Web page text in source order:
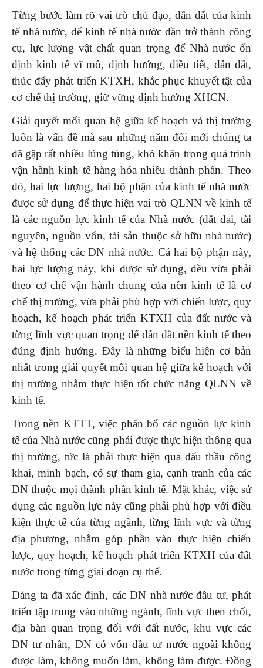
Từng bước làm rõ vai trò chủ đạo, dẫn dắt của kinh
tế nhà nước, để kinh tế nhà nước dần trở thành công
cụ, lực lượng vật chất quan trọng để Nhà nước ổn
định kinh tế vĩ mô, định hướng, điều tiết, dẫn dắt,
thúc đẩy phát triển KTXH, khắc phục khuyết tật của
cơ chế thị trường, giữ vững định hướng XHCN.
Giải quyết mối quan hệ giữa kế hoạch và thị trường
luôn là vấn đề mà sau những năm đổi mới chúng ta
đã gặp rất nhiều lúng túng, khó khăn trong quá trình
vận hành kinh tế hàng hóa nhiều thành phần. Theo
đó, hai lực lượng, hai bộ phận của kinh tế nhà nước
được sử dụng để thực hiện vai trò QLNN về kinh tế
là các nguồn lực kinh tế của Nhà nước (đất đai, tài
nguyên, nguồn vốn, tài sản thuộc sở hữu nhà nước)
và hệ thống các DN nhà nước. Cả hai bộ phận này,
hai lực lượng này, khi được sử dụng, đều vừa phải
theo cơ chế vận hành chung của nền kinh tế là cơ
chế thị trường, vừa phải phù hợp với chiến lược, quy
hoạch, kế hoạch phát triển KTXH của đất nước và
từng lĩnh vực quan trọng để dẫn dắt nền kinh tế theo
đúng định hướng. Đây là những biểu hiện cơ bản
nhất trong giải quyết mối quan hệ giữa kế hoạch với
thị trường nhằm thực hiện tốt chức năng QLNN về
kinh tế.
Trong nền KTTT, việc phân bổ các nguồn lực kinh
tế của Nhà nước cũng phải được thực hiện thông qua
thị trường, tức là phải thực hiện qua đấu thầu công
khai, minh bạch, có sự tham gia, cạnh tranh của các
DN thuộc mọi thành phần kinh tế. Mặt khác, việc sử
dụng các nguồn lực này cũng phải phù hợp với điều
kiện thực tế của từng ngành, từng lĩnh vực và từng
địa phương, nhằm góp phần vào thực hiện chiến
lược, quy hoạch, kế hoạch phát triển KTXH của đất
nước trong từng giai đoạn cụ thể.
Đảng ta đã xác định, các DN nhà nước đầu tư, phát
triển tập trung vào những ngành, lĩnh vực then chốt,
địa bàn quan trọng đối với đất nước, khu vực các
DN tư nhân, DN có vốn đầu tư nước ngoài không
được làm, không muốn làm, không làm được. Đồng